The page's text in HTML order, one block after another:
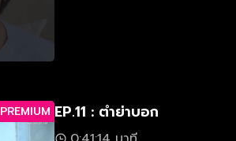
PREMIUM EP.11 : ตำย่าบอก